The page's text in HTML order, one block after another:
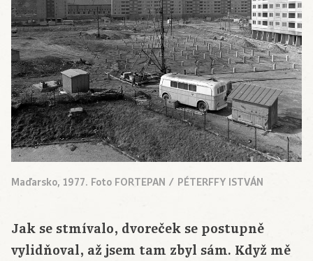
Maďarsko, 1977. Foto FORTEPAN / PÉTERFFY ISTVÁN
Jak se stmívalo, dvoreček se postupně
vylidňoval, až jsem tam zbyl sám. Když mě